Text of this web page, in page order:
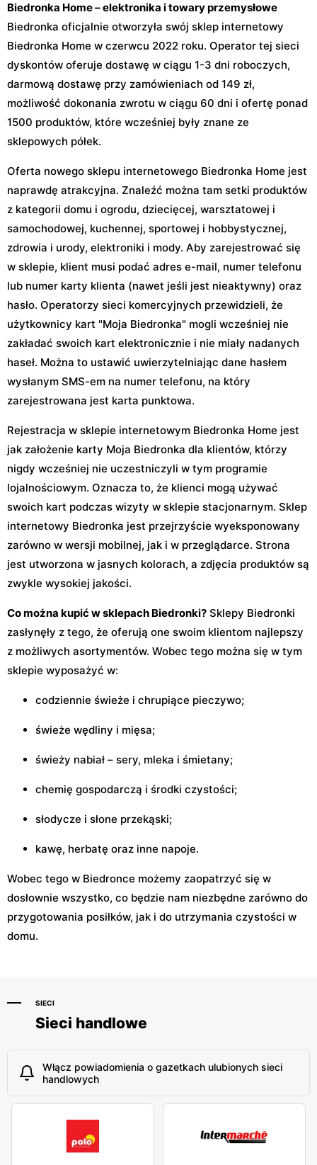
Biedronka Home – elektronika i towary przemysłowe
Biedronka oficjalnie otworzyła swój sklep internetowy
Biedronka Home w czerwcu 2022 roku. Operator tej sieci
dyskontów oferuje dostawę w ciągu 1-3 dni roboczych,
darmową dostawę przy zamówieniach od 149 zł,
możliwość dokonania zwrotu w ciągu 60 dni i ofertę ponad
1500 produktów, które wcześniej były znane ze
sklepowych półek.
Oferta nowego sklepu internetowego Biedronka Home jest
naprawdę atrakcyjna. Znaleźć można tam setki produktów
z kategorii domu i ogrodu, dziecięcej, warsztatowej i
samochodowej, kuchennej, sportowej i hobbystycznej,
zdrowia i urody, elektroniki i mody. Aby zarejestrować się
w sklepie, klient musi podać adres e-mail, numer telefonu
lub numer karty klienta (nawet jeśli jest nieaktywny) oraz
hasło. Operatorzy sieci komercyjnych przewidzieli, że
użytkownicy kart "Moja Biedronka" mogli wcześniej nie
zakładać swoich kart elektronicznie i nie miały nadanych
haseł. Można to ustawić uwierzytelniając dane hasłem
wysłanym SMS-em na numer telefonu, na który
zarejestrowana jest karta punktowa.
Rejestracja w sklepie internetowym Biedronka Home jest
jak założenie karty Moja Biedronka dla klientów, którzy
nigdy wcześniej nie uczestniczyli w tym programie
lojalnościowym. Oznacza to, że klienci mogą używać
swoich kart podczas wizyty w sklepie stacjonarnym. Sklep
internetowy Biedronka jest przejrzyście wyeksponowany
zarówno w wersji mobilnej, jak i w przeglądarce. Strona
jest utworzona w jasnych kolorach, a zdjęcia produktów są
zwykle wysokiej jakości.
Co można kupić w sklepach Biedronki? Sklepy Biedronki
zasłynęły z tego, że oferują one swoim klientom najlepszy
z możliwych asortymentów. Wobec tego można się w tym
sklepie wyposażyć w:
codziennie świeże i chrupiące pieczywo;
świeże wędliny i mięsa;
świeży nabiał – sery, mleka i śmietany;
chemię gospodarczą i środki czystości;
słodycze i słone przekąski;
kawę, herbatę oraz inne napoje.
Wobec tego w Biedronce możemy zaopatrzyć się w
dosłownie wszystko, co będzie nam niezbędne zarówno do
przygotowania posiłków, jak i do utrzymania czystości w
domu.
SIECI
Sieci handlowe
Włącz powiadomienia o gazetkach ulubionych sieci
handlowych